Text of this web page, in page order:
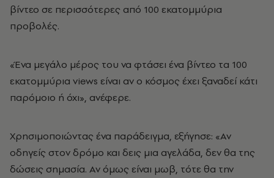
βίντεο σε περισσότερες από 100 εκατομμύρια
προβολές.
«Ένα μεγάλο μέρος του να φτάσει ένα βίντεο τα 100
εκατομμύρια views είναι αν ο κόσμος έχει ξαναδεί κάτι
παρόμοιο ή όχι», ανέφερε.
Χρησιμοποιώντας ένα παράδειγμα, εξήγησε: «Αν
οδηγείς στον δρόμο και δεις μια αγελάδα, δεν θα της
δώσεις σημασία. Αν όμως είναι μωβ, τότε θα την